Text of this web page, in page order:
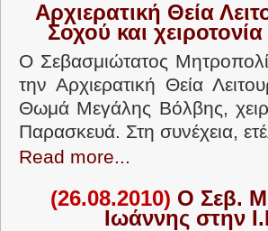
Αρχιερατική Θεία
Σοχού και
Ο Σεβασμιώτατος
την Αρχιερατική Θεία
Θωμά Μεγάλης Βόλβης,
Παρασκευά. Στη συνέχεια,
Read more...
(26.08.2010) Ο Σεβ.
Ιωάννης στην